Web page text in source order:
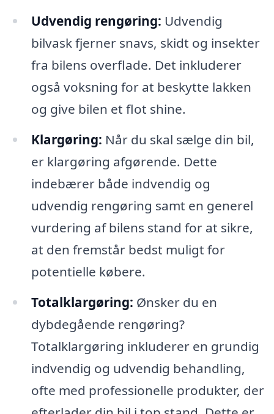
Udvendig rengøring: Udvendig
bilvask fjerner snavs, skidt og insekter
fra bilens overflade. Det inkluderer
også voksning for at beskytte lakken
og give bilen et flot shine.
Klargøring: Når du skal sælge din bil,
er klargøring afgørende. Dette
indebærer både indvendig og
udvendig rengøring samt en generel
vurdering af bilens stand for at sikre,
at den fremstår bedst muligt for
potentielle købere.
Totalklargøring: Ønsker du en
dybdegående rengøring?
Totalklargøring inkluderer en grundig
indvendig og udvendig behandling,
ofte med professionelle produkter, der